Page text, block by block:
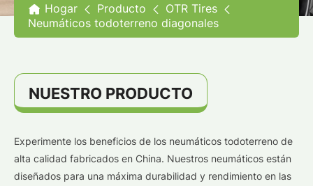
Hogar Producto
OTR Tires
Neumáticos todoterreno diagonales
NUESTRO PRODUCTO
Experimente los beneficios de los neumáticos todoterreno de
alta calidad fabricados en China. Nuestros neumáticos están
diseñados para una máxima durabilidad y rendimiento en las